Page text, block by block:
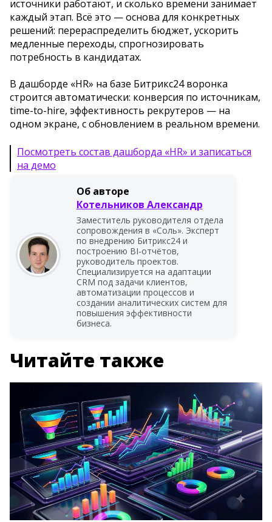
источники работают, и сколько времени занимает
каждый этап. Всё это — основа для конкретных
решений: перераспределить бюджет, ускорить
медленные переходы, спрогнозировать
потребность в кандидатах.
В дашборде «HR» на базе Битрикс24 воронка
строится автоматически: конверсия по источникам,
time-to-hire, эффективность рекрутеров — на
одном экране, с обновлением в реальном времени.
Посмотреть состав дашборда «HR» и записаться
на демо
Об авторе
Котельников Александр
Заместитель руководителя отдела
сопровождения в «Соль». Эксперт
по внедрению Битрикс24 и
построению BI-отчётов,
руководитель проектов.
Специализируется на адаптации
CRM под задачи клиентов,
автоматизации процессов и
создании аналитических систем для
повышения эффективности
бизнеса.
Читайте также